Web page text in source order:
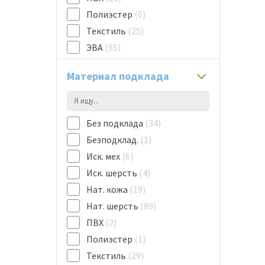
128(13)
134(8)
140 (11)
Полиэстер (6)
Текстиль (25)
ЭВА (95)
Материал подклада
Без подклада (34)
Безподклад. (1)
Иск. мех (6)
Иск. шерсть (4)
Нат. кожа (19)
Нат. шерсть (89)
ПВХ (2)
Полиэстер (1)
Текстиль (29)